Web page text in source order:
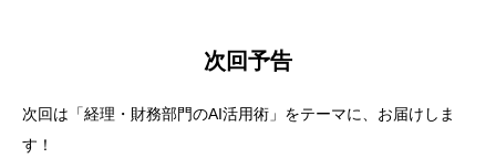
次回予告
次回は「経理・財務部門のAI活用術」をテーマに、お届けしま
す！